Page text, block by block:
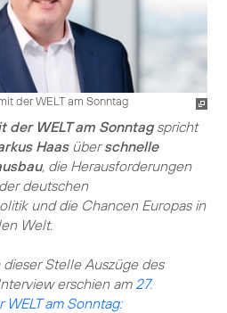
der WELT am Sonntag
der WELT am Sonntagspricht
Haasüberschnelle
, die Herausforderungen
deutschen
und die Chancen Europas in
Welt.
Stelle Auszüge des
erschien am 27.
am Sonntag: